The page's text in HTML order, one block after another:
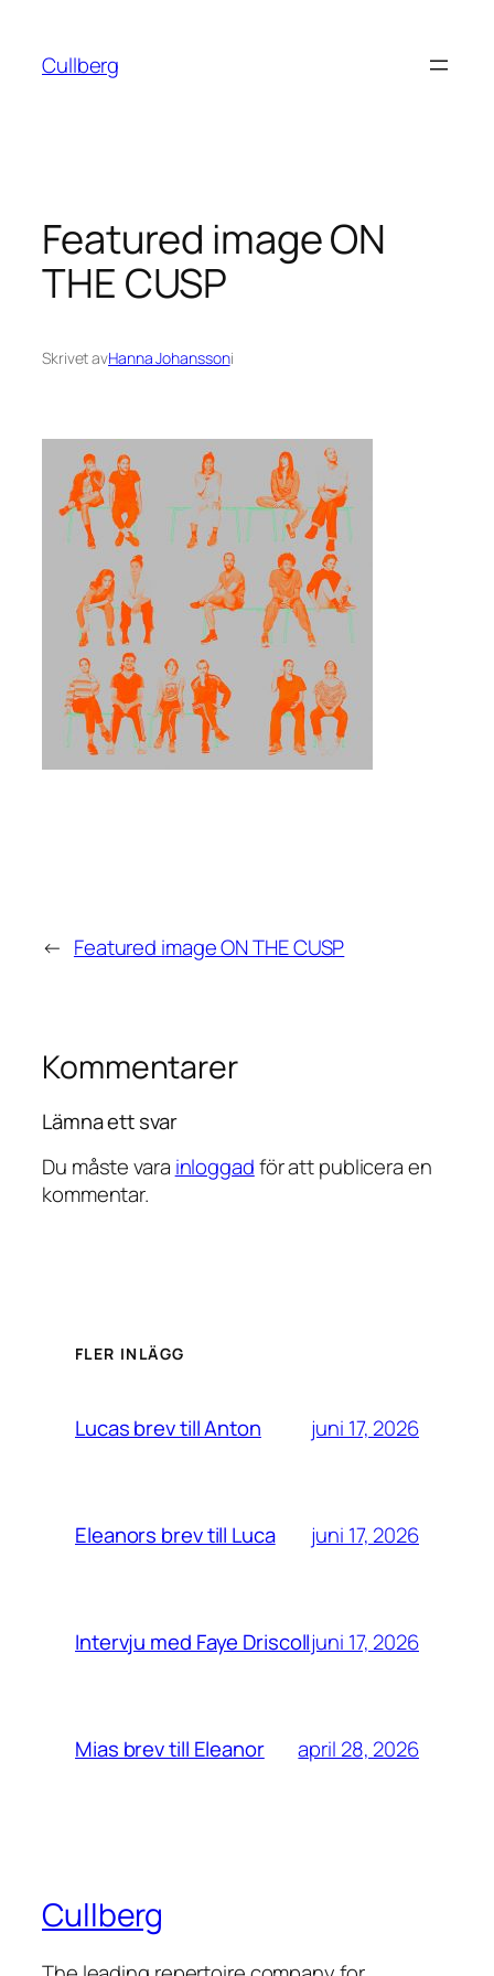
innehåll
Cullberg
Featured image ON
THE CUSP
Skrivet avHanna Johanssoni
← Featured image ON THE CUSP
Kommentarer
Lämna ett svar
Du måste vara inloggadför att publicera en
kommentar.
FLER INLÄGG
Lucas brev till Anton juni 17, 2026
Eleanors brev till Luca juni 17, 2026
Intervju med Faye Driscolljuni 17, 2026
Mias brev till Eleanor april 28, 2026
Cullberg